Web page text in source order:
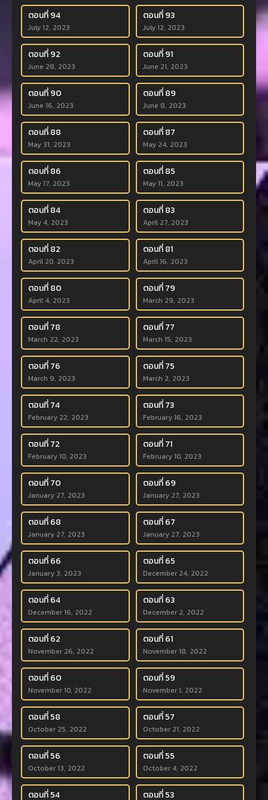
ตอนที่ 94
July 12, 2023
ตอนที่ 93
July 12, 2023
ตอนที่ 92
June 28, 2023
ตอนที่ 91
June 21, 2023
ตอนที่ 90
June 16, 2023
ตอนที่ 89
June 8, 2023
ตอนที่ 88
May 31, 2023
ตอนที่ 87
May 24, 2023
ตอนที่ 86
May 17, 2023
ตอนที่ 85
May 11, 2023
ตอนที่ 84
May 4, 2023
ตอนที่ 83
April 27, 2023
ตอนที่ 82
April 20, 2023
ตอนที่ 81
April 16, 2023
ตอนที่ 80
April 4, 2023
ตอนที่ 79
March 29, 2023
ตอนที่ 78
March 22, 2023
ตอนที่ 77
March 15, 2023
ตอนที่ 76
March 9, 2023
ตอนที่ 75
March 2, 2023
ตอนที่ 74
February 22, 2023
ตอนที่ 73
February 16, 2023
ตอนที่ 72
February 10, 2023
ตอนที่ 71
February 10, 2023
ตอนที่ 70
January 27, 2023
ตอนที่ 69
January 27, 2023
ตอนที่ 68
January 27, 2023
ตอนที่ 67
January 27, 2023
ตอนที่ 66
January 3, 2023
ตอนที่ 65
December 24, 2022
ตอนที่ 64
December 16, 2022
ตอนที่ 63
December 2, 2022
ตอนที่ 62
November 26, 2022
ตอนที่ 61
November 18, 2022
ตอนที่ 60
November 10, 2022
ตอนที่ 59
November 1, 2022
ตอนที่ 58
October 25, 2022
ตอนที่ 57
October 21, 2022
ตอนที่ 56
October 13, 2022
ตอนที่ 55
October 4, 2022
ตอนที่ 54 ตอนที่ 53